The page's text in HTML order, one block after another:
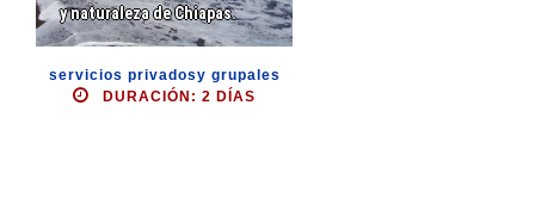
y naturaleza de Chiapas.
servicios privadosy grupales
DURACIÓN: 2 DÍAS